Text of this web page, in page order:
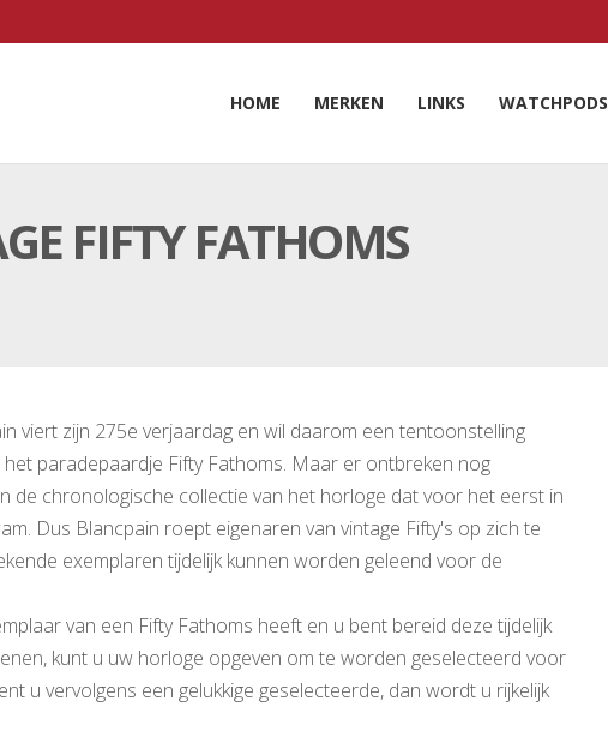
HOME MERKEN LINKS WATCHPODS
FIFTY FATHOMS
viert zijn 275e verjaardag en wil daarom een tentoonstelling
paradepaardje Fifty Fathoms. Maar er ontbreken nog
de chronologische collectie van het horloge dat voor het eerst in
Dus Blancpain roept eigenaren van vintage Fifty's op zich te
exemplaren tijdelijk kunnen worden geleend voor de
van een Fifty Fathoms heeft en u bent bereid deze tijdelijk
kunt u uw horloge opgeven om te worden geselecteerd voor
u vervolgens een gelukkige geselecteerde, dan wordt u rijkelijk